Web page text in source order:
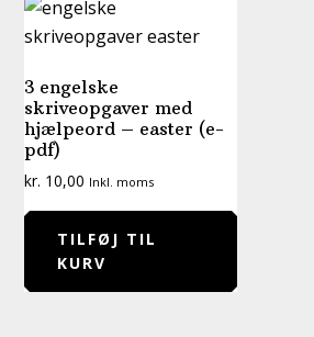
3 engelske
skriveopgaver med
hjælpeord – easter (e-
pdf)
kr. 10,00 Inkl. moms
TILFØJ TIL
KURV